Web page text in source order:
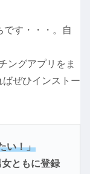
です・・・。自
ングアプリをま
ぜひインストー
い！」
ともに登録